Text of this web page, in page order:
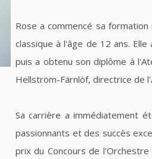
Rose a commencé sa
classique à l'âge de 12 ans.
puis a obtenu son diplôme à
Hellström-Färnlöf, directrice de
Sa carrière a immédiatement
passionnants et des succès
prix du Concours de